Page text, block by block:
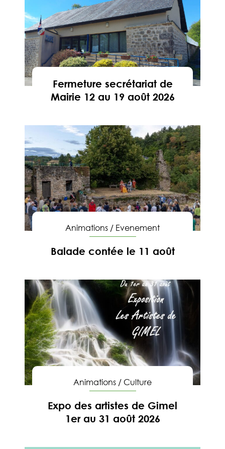
Fermeture secrétariat de
Mairie 12 au 19 août 2026
Animations / Evenement
Balade contée le 11 août
Animations / Culture
Expo des artistes de Gimel
1er au 31 août 2026